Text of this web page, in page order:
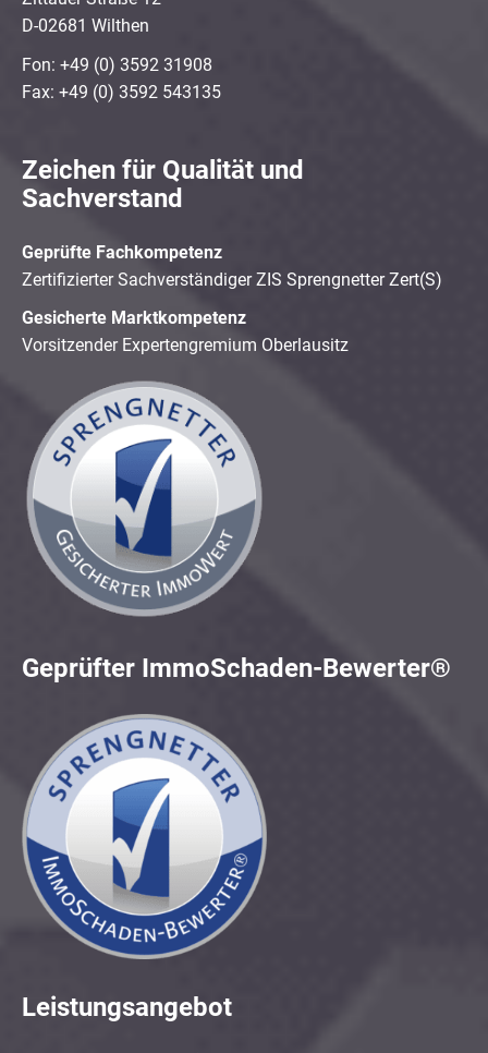
D-02681 Wilthen
Fon: +49 (0) 3592 31908
Fax: +49 (0) 3592 543135
Zeichen für Qualität und
Sachverstand
Geprüfte Fachkompetenz
Zertifizierter Sachverständiger ZIS Sprengnetter Zert(S)
Gesicherte Marktkompetenz
Vorsitzender Expertengremium Oberlausitz
Geprüfter ImmoSchaden-Bewerter®
Leistungsangebot